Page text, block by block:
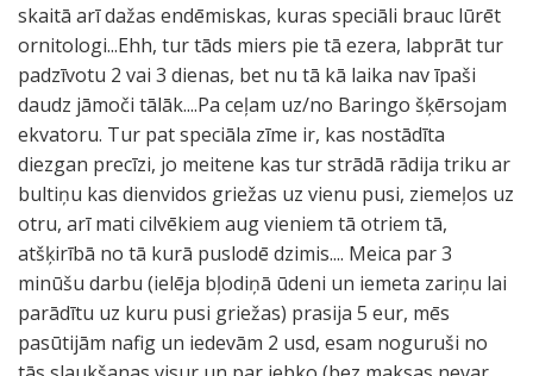
skaitā arī dažas endēmiskas, kuras speciāli brauc lūrēt
ornitologi...Ehh, tur tāds miers pie tā ezera, labprāt tur
padzīvotu 2 vai 3 dienas, bet nu tā kā laika nav īpaši
daudz jāmoči tālāk....Pa ceļam uz/no Baringo šķērsojam
ekvatoru. Tur pat speciāla zīme ir, kas nostādīta
diezgan precīzi, jo meitene kas tur strādā rādija triku ar
bultiņu kas dienvidos griežas uz vienu pusi, ziemeļos uz
otru, arī mati cilvēkiem aug vieniem tā otriem tā,
atšķirībā no tā kurā puslodē dzimis.... Meica par 3
minūšu darbu (ielēja bļodiņā ūdeni un iemeta zariņu lai
parādītu uz kuru pusi griežas) prasija 5 eur, mēs
pasūtijām nafig un iedevām 2 usd, esam noguruši no